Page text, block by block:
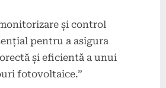
și control
pentru a asigura
și eficientă a unui
fotovoltaice.”